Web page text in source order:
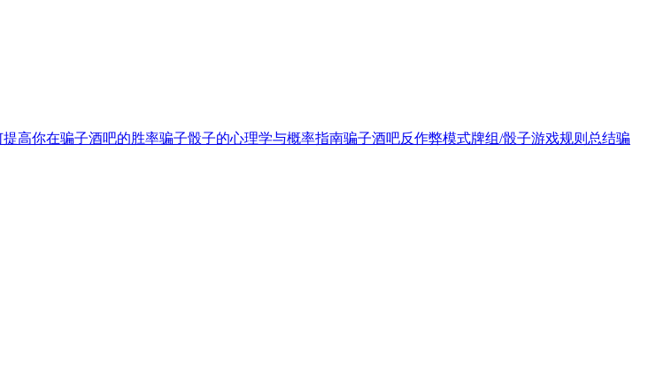
提高你在骗子酒吧的胜率骗子骰子的心理学与概率指南骗子酒吧反作弊模式牌组/骰子游戏规则总结骗